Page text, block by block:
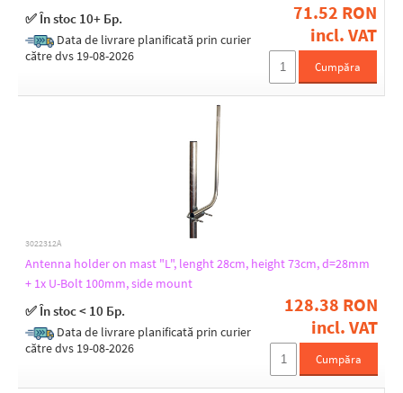
✅ În stoc 10+ Бр.
Data de livrare planificată prin curier
către dvs 19-08-2026
71.52 RON
incl. VAT
Cumpăra
3022312A
Antenna holder on mast "L", lenght 28cm, height 73cm, d=28mm
+ 1x U-Bolt 100mm, side mount
✅ În stoc < 10 Бр.
Data de livrare planificată prin curier
către dvs 19-08-2026
128.38 RON
incl. VAT
Cumpăra